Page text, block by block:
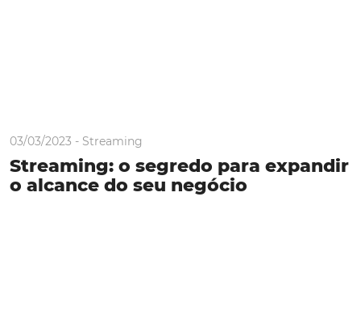
03/03/2023 - Streaming
Streaming: o segredo para expandir
o alcance do seu negócio